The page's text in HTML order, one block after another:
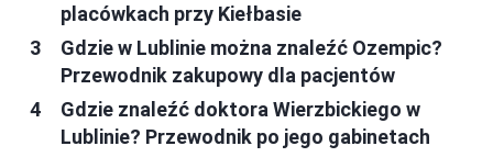
placówkach przy Kiełbasie
Gdzie w Lublinie można znaleźć Ozempic?
Przewodnik zakupowy dla pacjentów
Gdzie znaleźć doktora Wierzbickiego w
Lublinie? Przewodnik po jego gabinetach